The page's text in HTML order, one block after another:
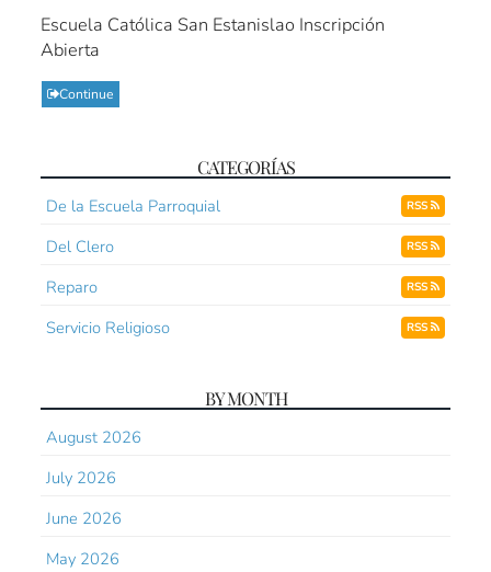
Escuela Católica San Estanislao Inscripción
Abierta
Continue
CATEGORÍAS
De la Escuela Parroquial RSS
Del Clero RSS
Reparo RSS
Servicio Religioso RSS
BY MONTH
August 2026
July 2026
June 2026
May 2026